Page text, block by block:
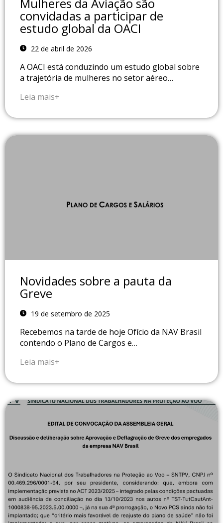
convidadas a participar de
estudo global da OACI
22 de abril de 2026
A OACI está conduzindo um estudo global sobre
a trajetória de mulheres no setor aéreo…
Leia mais+
Novidades sobre a pauta da
Greve
19 de setembro de 2025
Recebemos na tarde de hoje Ofício da NAV Brasil
contendo o Plano de Cargos e…
Leia mais+